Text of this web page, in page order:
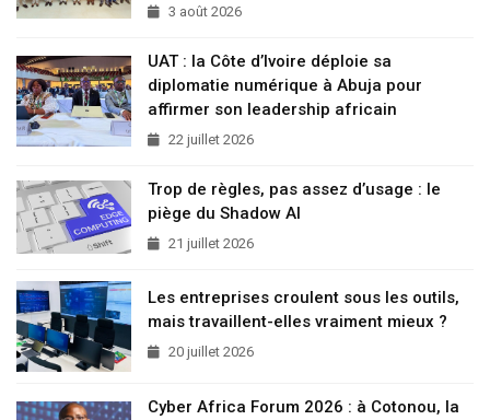
3 août 2026
UAT : la Côte d’Ivoire déploie sa
diplomatie numérique à Abuja pour
affirmer son leadership africain
22 juillet 2026
Trop de règles, pas assez d’usage : le
piège du Shadow AI
21 juillet 2026
Les entreprises croulent sous les outils,
mais travaillent-elles vraiment mieux ?
20 juillet 2026
Cyber Africa Forum 2026 : à Cotonou, la